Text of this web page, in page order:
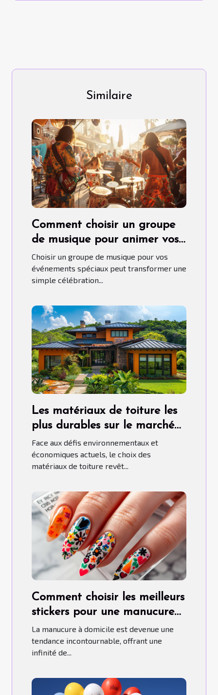
Similaire
Comment choisir un groupe
de musique pour animer vos
événements spéciaux
Choisir un groupe de musique pour vos
événements spéciaux peut transformer une
simple célébration...
Les matériaux de toiture les
plus durables sur le marché
aujourd'hui
Face aux défis environnementaux et
économiques actuels, le choix des
matériaux de toiture revêt...
Comment choisir les meilleurs
stickers pour une manucure
maison parfaite
La manucure à domicile est devenue une
tendance incontournable, offrant une
infinité de...